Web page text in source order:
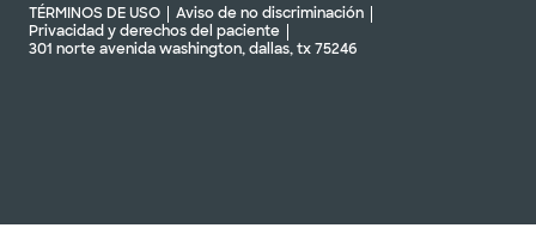
TÉRMINOS DE USO
Aviso de no discriminación
Privacidad y derechos del paciente
301 norte avenida washington, dallas, tx 75246